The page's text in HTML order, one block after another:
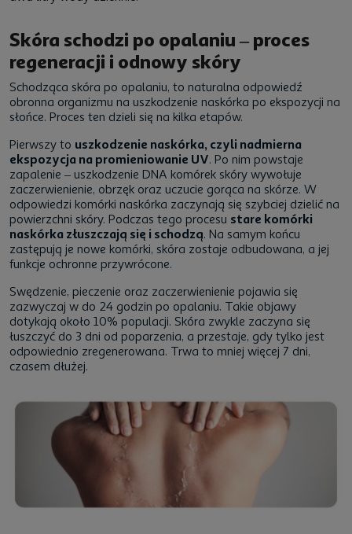
Skóra schodzi po opalaniu – proces
regeneracji i odnowy skóry
Schodząca skóra po opalaniu, to naturalna odpowiedź
obronna organizmu na uszkodzenie naskórka po ekspozycji na
słońce. Proces ten dzieli się na kilka etapów.
Pierwszy to uszkodzenie naskórka, czyli nadmierna
ekspozycja na promieniowanie UV. Po nim powstaje
zapalenie – uszkodzenie DNA komórek skóry wywołuje
zaczerwienienie, obrzęk oraz uczucie gorąca na skórze. W
odpowiedzi komórki naskórka zaczynają się szybciej dzielić na
powierzchni skóry. Podczas tego procesu stare komórki
naskórka złuszczają się i schodzą. Na samym końcu
zastępują je nowe komórki, skóra zostaje odbudowana, a jej
funkcje ochronne przywrócone.
Swędzenie, pieczenie oraz zaczerwienienie pojawia się
zazwyczaj w do 24 godzin po opalaniu. Takie objawy
dotykają około 10% populacji. Skóra zwykle zaczyna się
łuszczyć do 3 dni od poparzenia, a przestaje, gdy tylko jest
odpowiednio zregenerowana. Trwa to mniej więcej 7 dni,
czasem dłużej.